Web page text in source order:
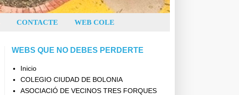
CONTACTE WEB COLE
WEBS QUE NO DEBES PERDERTE
Inicio
COLEGIO CIUDAD DE BOLONIA
ASOCIACIÓ DE VECINOS TRES FORQUES